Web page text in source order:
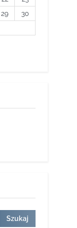
29
30
Szukaj